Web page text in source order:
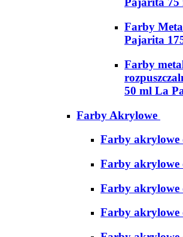
Farby
Pajarita
Farby
50 ml La
Farby Akrylowe
Farby akrylowe
Farby akrylowe
Farby akrylowe
Farby akrylowe